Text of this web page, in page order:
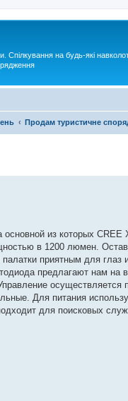
на будь-які
Продам туристичне
из которых
в 1200 люмен.
приятным для
предлагают нам на
осуществляется
Для питания
для поисковых